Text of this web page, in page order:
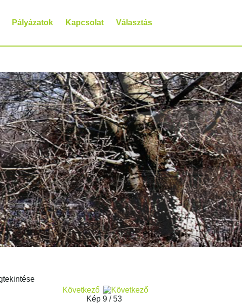
Pályázatok Kapcsolat Választás
Következő
Kép 9 / 53